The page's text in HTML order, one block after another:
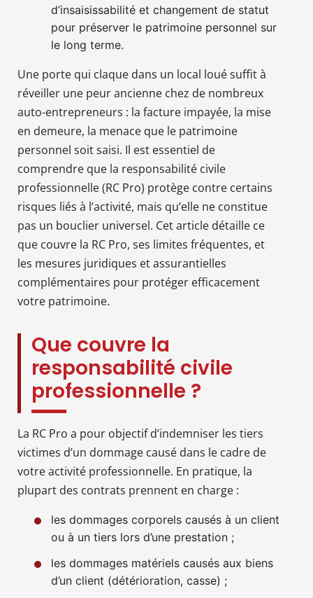
d’insaisissabilité et changement de statut
pour préserver le patrimoine personnel sur
le long terme.
Une porte qui claque dans un local loué suffit à
réveiller une peur ancienne chez de nombreux
auto-entrepreneurs : la facture impayée, la mise
en demeure, la menace que le patrimoine
personnel soit saisi. Il est essentiel de
comprendre que la responsabilité civile
professionnelle (RC Pro) protège contre certains
risques liés à l’activité, mais qu’elle ne constitue
pas un bouclier universel. Cet article détaille ce
que couvre la RC Pro, ses limites fréquentes, et
les mesures juridiques et assurantielles
complémentaires pour protéger efficacement
votre patrimoine.
Que couvre la
responsabilité civile
professionnelle ?
La RC Pro a pour objectif d’indemniser les tiers
victimes d’un dommage causé dans le cadre de
votre activité professionnelle. En pratique, la
plupart des contrats prennent en charge :
les dommages corporels causés à un client
ou à un tiers lors d’une prestation ;
les dommages matériels causés aux biens
d’un client (détérioration, casse) ;